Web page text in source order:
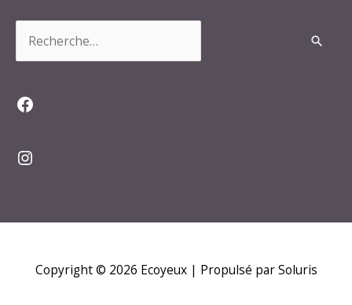
Facebook
Instagram
Copyright © 2026 Ecoyeux| Propulsé par Soluris